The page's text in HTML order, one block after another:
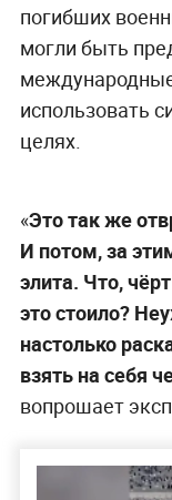
погибших
могли быть
использовать
целях.
«Это так же
И потом, за
элита. Что,
это стоило?
настолько
взять на себя
вопрошает